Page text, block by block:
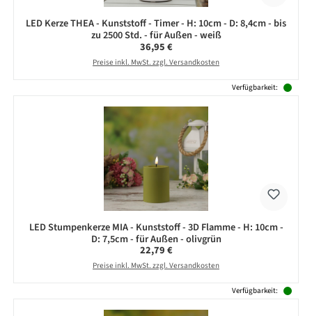
LED Kerze THEA - Kunststoff - Timer - H: 10cm - D: 8,4cm - bis
zu 2500 Std. - für Außen - weiß
Regulärer Preis:
36,95 €
Preise inkl. MwSt. zzgl. Versandkosten
Verfügbarkeit:
LED Stumpenkerze MIA - Kunststoff - 3D Flamme - H: 10cm -
D: 7,5cm - für Außen - olivgrün
Regulärer Preis:
22,79 €
Preise inkl. MwSt. zzgl. Versandkosten
Verfügbarkeit: